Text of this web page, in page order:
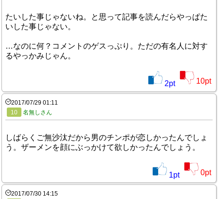
たいした事じゃないね。と思って記事を読んだらやっぱた
いした事じゃない。
…なのに何？コメントのゲスっぷり。ただの有名人に対す
るやっかみじゃん。
2pt 10pt
2017/07/29 01:11
10
名無しさん
しばらくご無沙汰だから男のチンポが恋しかったんでしょ
う。ザーメンを顔にぶっかけて欲しかったんでしょう。
1pt 0pt
2017/07/30 14:15